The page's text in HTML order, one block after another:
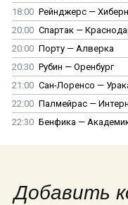
18:00 Рейнджерс —
20:00 Спартак —
20:00 Порту — Алверка
20:30 Рубин — Оренбург
21:00 Сан-Лоренсо —
22:00 Палмейрас —
22:30 Бенфика —
Добавить